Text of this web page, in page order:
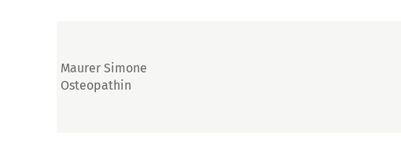
Maurer Simone
Osteopathin